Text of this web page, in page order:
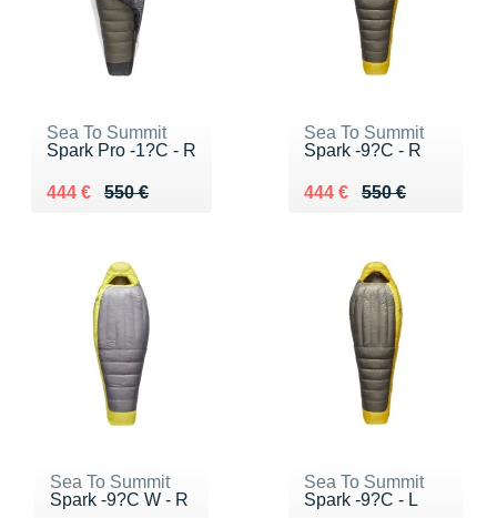
Sea To Summit
Spark Pro -1?C - R
550 €
Au lieu de 550 €
444 €
Vendu 444 €
Sea To Summit
Spark -9?C - R
550 €
Au lieu de 550 €
444 €
Vendu 444 €
Sea To Summit
Spark -9?C W - R
Sea To Summit
Spark -9?C - L